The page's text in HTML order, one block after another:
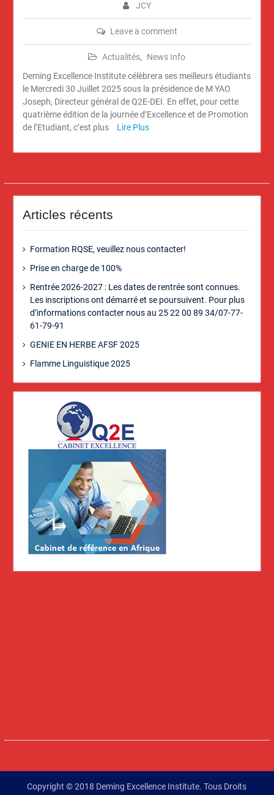
JCY
Leave a comment
Actualités,
News Info
Deming Excellence Institute célèbrera ses meilleurs étudiants
le Mercredi 30 Juillet 2025 sous la présidence de M YAO
Joseph, Directeur général de Q2E-DEI. En effet, pour cette
quatrième édition de la journée d’Excellence et de Promotion
de l’Etudiant, c’est plus
Lire Plus
Articles récents
Formation RQSE, veuillez nous contacter!
Prise en charge de 100%
Rentrée 2026-2027 : Les dates de rentrée sont connues.
Les inscriptions ont démarré et se poursuivent. Pour plus
d’informations contacter nous au 25 22 00 89 34/07-77-
61-79-91
GENIE EN HERBE AFSF 2025
Flamme Linguistique 2025
Copyright © 2018 Deming Excellence Institute. Tous Droits